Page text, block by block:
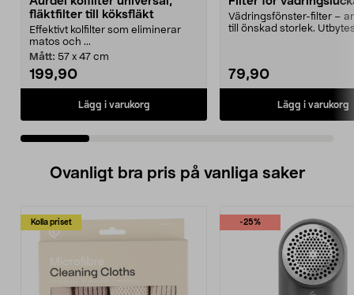
fläktfilter till köksfläkt
Effektivt kolfilter som eliminerar
matos och ...
Mått: 57 x 47 cm
199,90
Lägg i varukorg
Vädringsfönster-filter –
till önskad storlek.
79,90
Lägg i varukorg
Ovanligt bra pris på vanliga saker
Kolla priset -25%